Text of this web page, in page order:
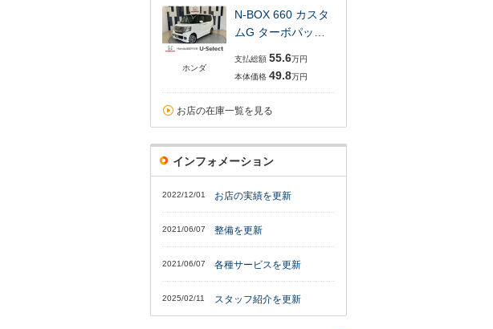
ホンダ
N-BOX 660 カスタ
ムG ターボパッ…
支払総額 55.6万円
本体価格 49.8万円
お店の在庫一覧を見る
インフォメーション
2022/12/01 お店の実績を更新
2021/06/07 整備を更新
2021/06/07 各種サービスを更新
2025/02/11 スタッフ紹介を更新